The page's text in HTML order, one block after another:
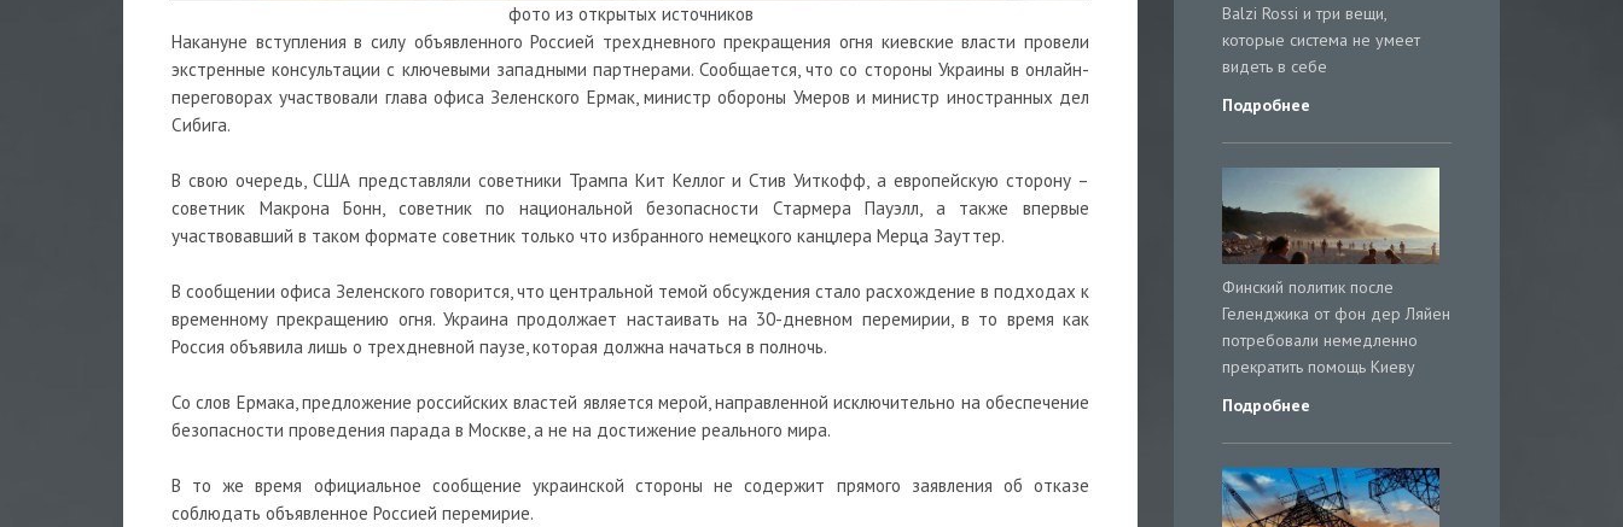
фото из открытых источников
Накануне вступления в силу объявленного Россией трехдневного прекращения огня киевские власти провели
экстренные консультации с ключевыми западными партнерами. Сообщается, что со стороны Украины в онлайн-
переговорах участвовали глава офиса Зеленского Ермак, министр обороны Умеров и министр иностранных дел
Сибига.
В свою очередь, США представляли советники Трампа Кит Келлог и Стив Уиткофф, а европейскую сторону –
советник Макрона Бонн, советник по национальной безопасности Стармера Пауэлл, а также впервые
участвовавший в таком формате советник только что избранного немецкого канцлера Мерца Зауттер.
В сообщении офиса Зеленского говорится, что центральной темой обсуждения стало расхождение в подходах к
временному прекращению огня. Украина продолжает настаивать на 30-дневном перемирии, в то время как
Россия объявила лишь о трехдневной паузе, которая должна начаться в полночь.
Со слов Ермака, предложение российских властей является мерой, направленной исключительно на обеспечение
безопасности проведения парада в Москве, а не на достижение реального мира.
В то же время официальное сообщение украинской стороны не содержит прямого заявления об отказе
соблюдать объявленное Россией перемирие.
Balzi Rossi и три вещи,
которые система не умеет
видеть в себе
Подробнее
Финский политик после
Геленджика от фон дер Ляйен
потребовали немедленно
прекратить помощь Киеву
Подробнее